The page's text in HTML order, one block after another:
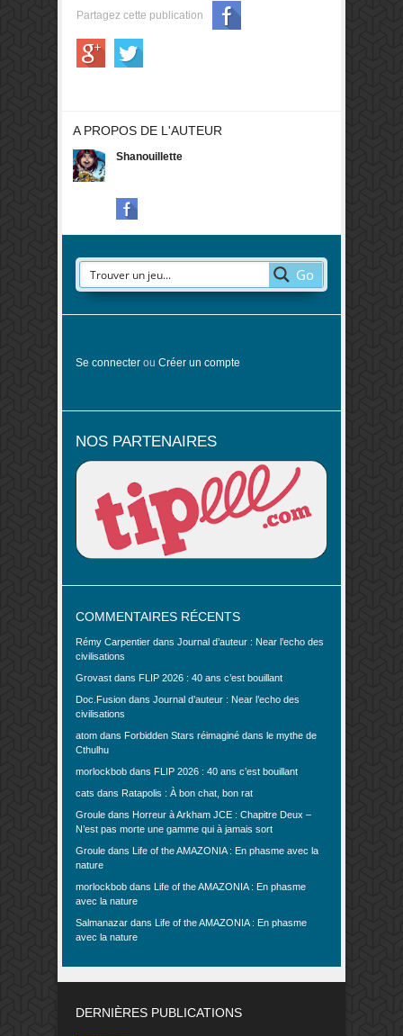
Partagez cette publication
A PROPOS DE L'AUTEUR
Shanouillette
Go
Se connecter ou Créer un compte
NOS PARTENAIRES
COMMENTAIRES RÉCENTS
Rémy Carpentier dans Journal d’auteur : Near l’echo des
civilisations
Grovast dans FLIP 2026 : 40 ans c’est bouillant
Doc.Fusion dans Journal d’auteur : Near l’echo des
civilisations
atom dans Forbidden Stars réimaginé dans le mythe de
Cthulhu
morlockbob dans FLIP 2026 : 40 ans c’est bouillant
cats dans Ratapolis : À bon chat, bon rat
Groule dans Horreur à Arkham JCE : Chapitre Deux –
N’est pas morte une gamme qui à jamais sort
Groule dans Life of the AMAZONIA : En phasme avec la
nature
morlockbob dans Life of the AMAZONIA : En phasme
avec la nature
Salmanazar dans Life of the AMAZONIA : En phasme
avec la nature
DERNIÈRES PUBLICATIONS